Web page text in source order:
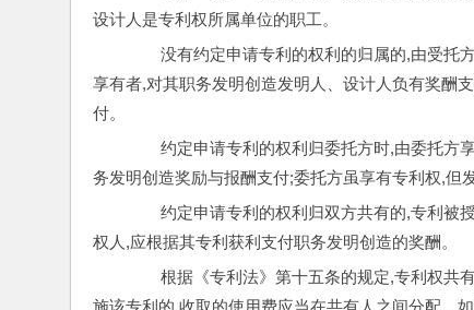
设计人是专利权所属单位的职工。
没有约定申请专利的权利的归属的,由受托方
享有者,对其职务发明创造发明人、设计人负有奖酬
付。
约定申请专利的权利归委托方时,由委托方享
务发明创造奖励与报酬支付;委托方虽享有专利权,但
约定申请专利的权利归双方共有的,专利被授
权人,应根据其专利获利支付职务发明创造的奖酬。
根据《专利法》第十五条的规定,专利权共有
施该专利的,收取的使用费应当在共有人之间分配。